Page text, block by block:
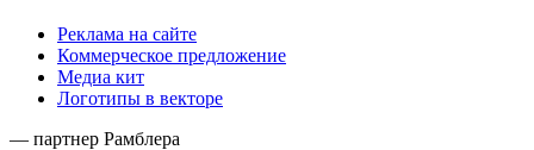
Реклама на сайте
Коммерческое предложение
Медиа кит
Логотипы в векторе
— партнер Рамблера